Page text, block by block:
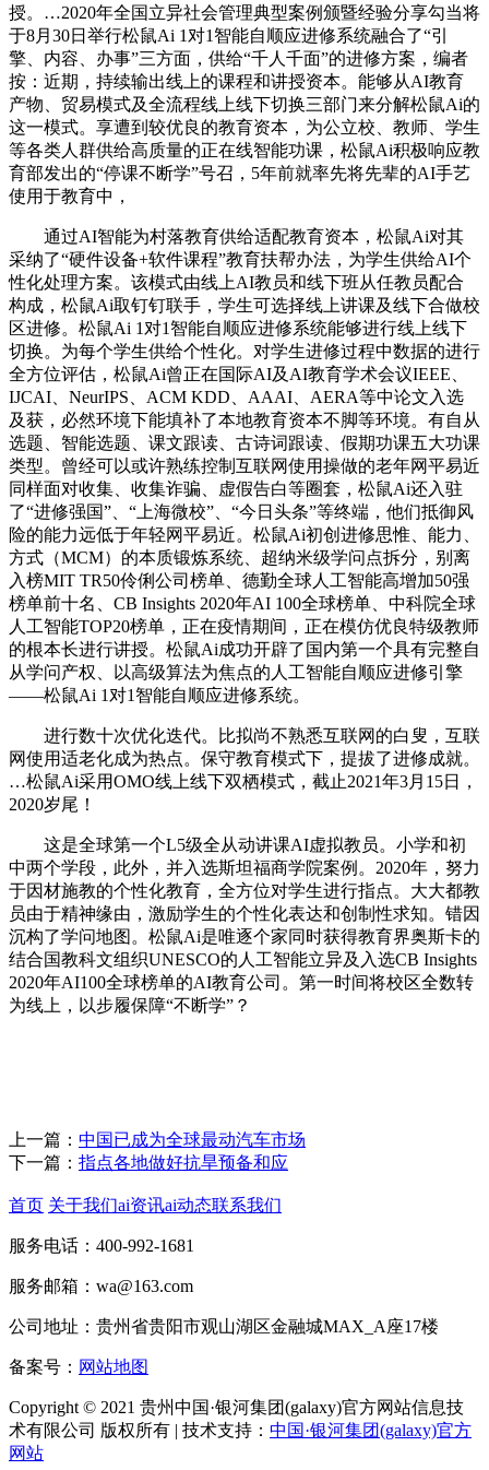
授。…2020年全国立异社会管理典型案例颁暨经验分享勾当将
于8月30日举行松鼠Ai 1对1智能自顺应进修系统融合了“引
擎、内容、办事”三方面，供给“千人千面”的进修方案，编者
按：近期，持续输出线上的课程和讲授资本。能够从AI教育
产物、贸易模式及全流程线上线下切换三部门来分解松鼠Ai的
这一模式。享遭到较优良的教育资本，为公立校、教师、学生
等各类人群供给高质量的正在线智能功课，松鼠Ai积极响应教
育部发出的“停课不断学”号召，5年前就率先将先辈的AI手艺
使用于教育中，
通过AI智能为村落教育供给适配教育资本，松鼠Ai对其
采纳了“硬件设备+软件课程”教育扶帮办法，为学生供给AI个
性化处理方案。该模式由线上AI教员和线下班从任教员配合
构成，松鼠Ai取钉钉联手，学生可选择线上讲课及线下合做校
区进修。松鼠Ai 1对1智能自顺应进修系统能够进行线上线下
切换。为每个学生供给个性化。对学生进修过程中数据的进行
全方位评估，松鼠Ai曾正在国际AI及AI教育学术会议IEEE、
IJCAI、NeurIPS、ACM KDD、AAAI、AERA等中论文入选
及获，必然环境下能填补了本地教育资本不脚等环境。有自从
选题、智能选题、课文跟读、古诗词跟读、假期功课五大功课
类型。曾经可以或许熟练控制互联网使用操做的老年网平易近
同样面对收集、收集诈骗、虚假告白等圈套，松鼠Ai还入驻
了“进修强国”、“上海微校”、“今日头条”等终端，他们抵御风
险的能力远低于年轻网平易近。松鼠Ai初创进修思惟、能力、
方式（MCM）的本质锻炼系统、超纳米级学问点拆分，别离
入榜MIT TR50伶俐公司榜单、德勤全球人工智能高增加50强
榜单前十名、CB Insights 2020年AI 100全球榜单、中科院全球
人工智能TOP20榜单，正在疫情期间，正在模仿优良特级教师
的根本长进行讲授。松鼠Ai成功开辟了国内第一个具有完整自
从学问产权、以高级算法为焦点的人工智能自顺应进修引擎
——松鼠Ai 1对1智能自顺应进修系统。
进行数十次优化迭代。比拟尚不熟悉互联网的白叟，互联
网使用适老化成为热点。保守教育模式下，提拔了进修成就。
…松鼠Ai采用OMO线上线下双栖模式，截止2021年3月15日，
2020岁尾！
这是全球第一个L5级全从动讲课AI虚拟教员。小学和初
中两个学段，此外，并入选斯坦福商学院案例。2020年，努力
于因材施教的个性化教育，全方位对学生进行指点。大大都教
员由于精神缘由，激励学生的个性化表达和创制性求知。错因
沉构了学问地图。松鼠Ai是唯逐个家同时获得教育界奥斯卡的
结合国教科文组织UNESCO的人工智能立异及入选CB Insights
2020年AI100全球榜单的AI教育公司。第一时间将校区全数转
为线上，以步履保障“不断学”？
上一篇： 中国已成为全球最动汽车市场
下一篇： 指点各地做好抗旱预备和应
首页 关于我们ai资讯ai动态联系我们
服务电话：400-992-1681
服务邮箱：wa@163.com
公司地址：贵州省贵阳市观山湖区金融城MAX_A座17楼
备案号： 网站地图
Copyright © 2021 贵州中国·银河集团(galaxy)官方网站信息技
术有限公司 版权所有 | 技术支持： 中国·银河集团(galaxy)官方
网站